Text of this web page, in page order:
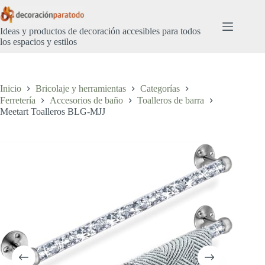
Saltar
al
contenido
Ideas y productos de decoración accesibles para todos
los espacios y estilos
Inicio Bricolaje y herramientas
Categorías
Ferretería
Accesorios de baño
Toalleros de barra
Meetart Toalleros BLG-MJJ